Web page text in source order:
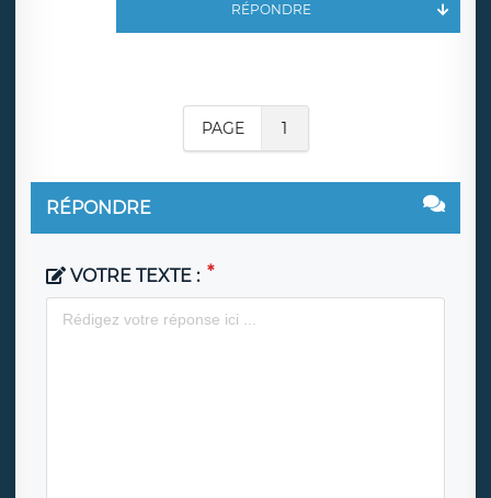
RÉPONDRE
PAGE 1
RÉPONDRE
VOTRE TEXTE :